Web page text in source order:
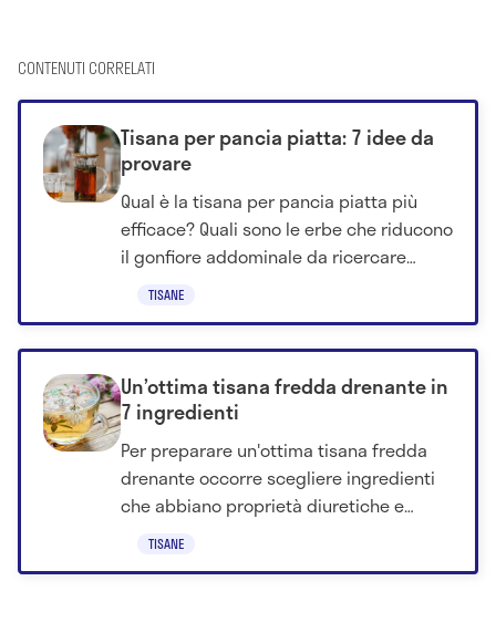
CONTENUTI CORRELATI
TISANE
Tisana per pancia piatta: 7 idee da
provare
Qual è la tisana per pancia piatta più
efficace? Quali sono le erbe che riducono
il gonfiore addominale da ricercare
all'interno degli infusi? Ecco cosa sapere.
TISANE
Un’ottima tisana fredda drenante in
7 ingredienti
Per preparare un'ottima tisana fredda
drenante occorre scegliere ingredienti
che abbiano proprietà diuretiche e
depurative. Scopri una panoramica.